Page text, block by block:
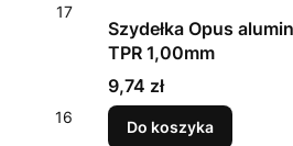
17
16
Szydełka Opus
TPR 1,00mm
Cena
9,74 zł
Do koszyka